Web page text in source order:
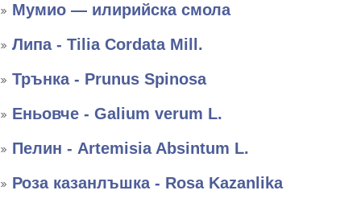
Мумио — илирийска смола
Липа - Tilia Cordata Mill.
Трънка - Prunus Spinosa
Еньовче - Galium verum L.
Пелин - Artemisia Absintum L.
Роза казанлъшка - Rosa Kazanlika